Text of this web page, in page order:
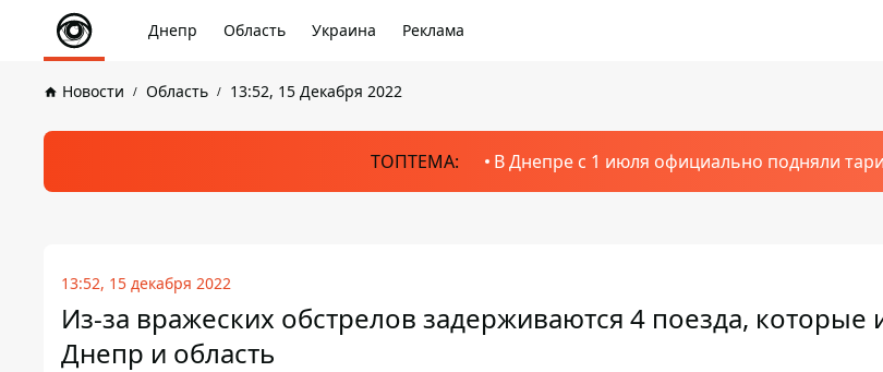
Днепр Область Украина Реклама
Новости Область 13:52, 15 Декабря 2022
ТОПТЕМА: В Днепре с 1 июля официально подняли
13:52, 15 декабря 2022
Из-за вражеских обстрелов задерживаются 4 поезда, которые
Днепр и область